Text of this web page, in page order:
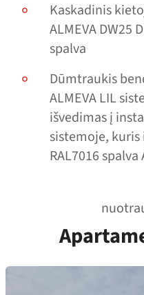
Kaskadinis
ALMEVA DW25
spalva
Dūmtraukis
ALMEVA LIL
išvedimas į
sistemoje, kuris
RAL7016